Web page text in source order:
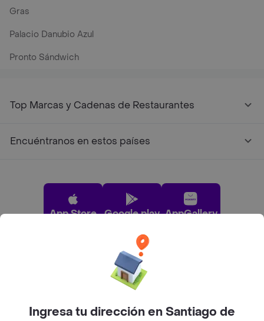
Gras
Palacio Danubio Azul
Pronto Sándwich
Top Marcas y Cadenas de Restaurantes
Encuéntranos en estos países
App Store Google play AppGallery
Pide tu comida favorita cerca de ti
Categorías
Ingresa tu dirección en Santiago de